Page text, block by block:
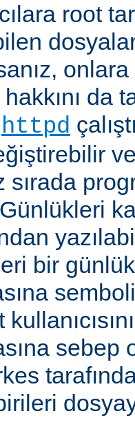
root
da
httpd
sırada
bir günlük
sebep